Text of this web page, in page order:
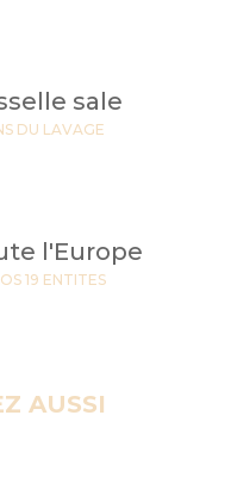
sale
DU LAVAGE
l'Europe
19 ENTITES
AUSSI